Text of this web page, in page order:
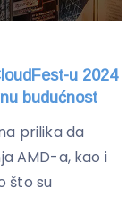
u 2024
budućnost
prilika da
AMD-a, kao i
što su